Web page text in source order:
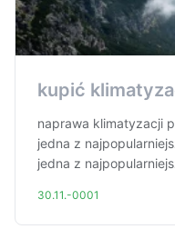
kupić
naprawa klimatyzacji
jedna z
jedna z
30.11.-0001